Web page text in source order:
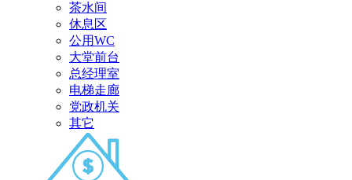
茶水间
休息区
公用WC
大堂前台
总经理室
电梯走廊
党政机关
其它